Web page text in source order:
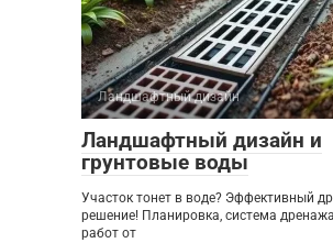
Ландшафтный дизайн
Ландшафтный дизайн и
грунтовые воды
Участок тонет в воде? Эффективный
решение! Планировка, система
работ от